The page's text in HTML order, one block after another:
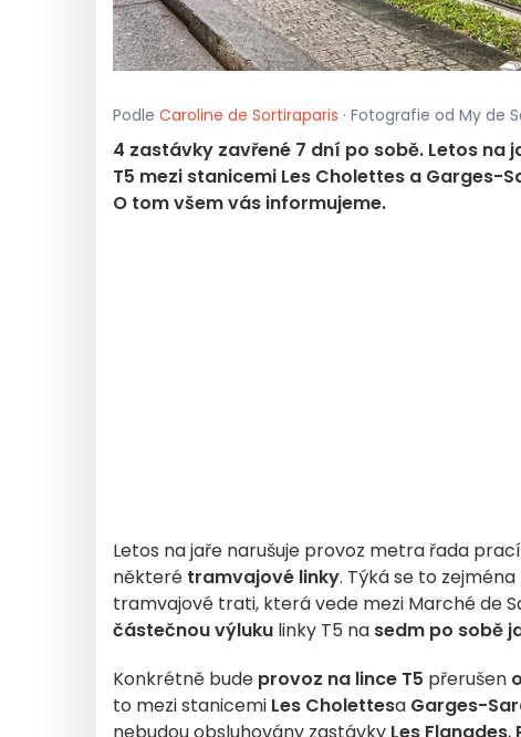
Podle Caroline de Sortiraparis · Fotografie od My de
4 zastávky zavřené 7 dní po sobě. Letos
T5 mezi stanicemi Les Cholettes a
O tom všem vás informujeme.
Letos na jaře narušuje provoz metra řada
některé tramvajové linky. Týká se to zejména
tramvajové trati, která vede mezi Marché de
částečnou výluku linky T5 na sedm po sobě
Konkrétně bude provoz na lince T5 přerušen
to mezi stanicemi Les Cholettesa Garges-